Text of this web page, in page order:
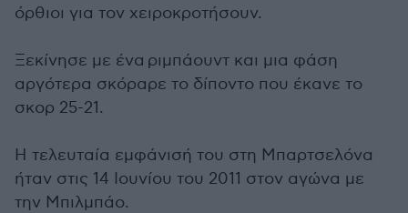
όρθιοι για τον χειροκροτήσουν.
Ξεκίνησε με ένα ριμπάουντ και μια φάση
αργότερα σκόραρε το δίποντο που έκανε το
σκορ 25-21.
Η τελευταία εμφάνισή του στη Μπαρτσελόνα
ήταν στις 14 Ιουνίου του 2011 στον αγώνα με
την Μπιλμπάο.